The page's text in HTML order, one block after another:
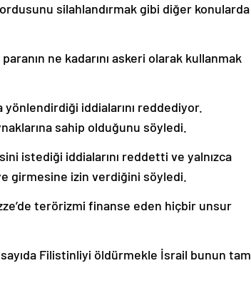
silahlandırmak gibi diğer konularda
paranın ne kadarını askeri olarak kullanmak
yönlendirdiği iddialarını reddediyor.
sahip olduğunu söyledi.
istediği iddialarını reddetti ve yalnızca
girmesine izin verdiğini söyledi.
terörizmi finanse eden hiçbir unsur
Filistinliyi öldürmekle İsrail bunun tam